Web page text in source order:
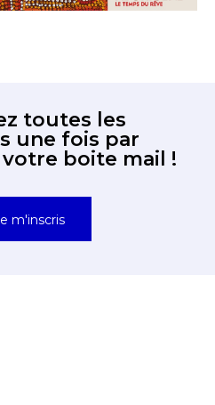
toutes les
une fois par
boite mail !
m'inscris